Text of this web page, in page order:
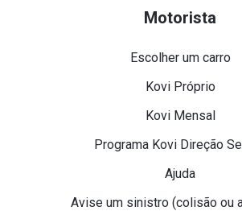
Motorista
Escolher um carro
Kovi Próprio
Kovi Mensal
Programa Kovi Direção
Ajuda
Avise um sinistro (colisão ou